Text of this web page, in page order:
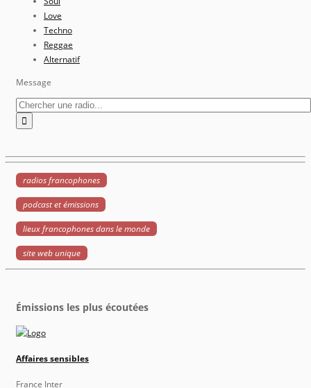
Love
Techno
Reggae
Alternatif
Message
radios francophones
podcast et émissions
lieux francophones dans le monde
site web unique
Émissions les plus écoutées
Affaires sensibles
France Inter